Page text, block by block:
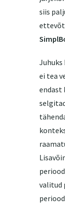
siis
Juhuks
ei tea
endast
valitud